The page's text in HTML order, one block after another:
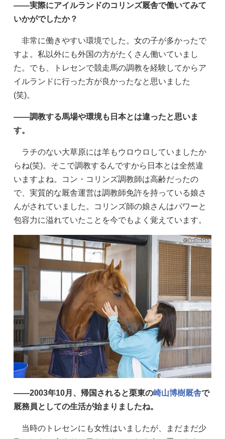
——実際にアイルランドのコリンズ厩舎で働いてみて
いかがでしたか？
非常に働きやすい環境でした。女の子が多かったで
すよ。私以外にも外国の方がたくさん働いていまし
た。でも、トレセンで競走馬の調教を経験してからア
イルランドに行った方が良かったなと思いました
(笑)。
——調教する馬場や環境も日本とは違ったと思いま
す。
ラチのない大草原には羊もウロウロしていましたか
らね(笑)。そこで調教するんですから日本とは全然違
いますよね。コン・コリンズ調教師は高齢だったの
で、実質的な厩舎運営は調教師免許を持っている娘さ
んがされていました。コリンズ師の娘さんはパワーと
包容力に溢れていたことを今でもよく覚えています。
——2003年10月、帰国されると栗東の崎山博樹厩舎で
厩務員としての生活が始まりましたね。
当時のトレセンにも女性はいましたが、まだまだ少